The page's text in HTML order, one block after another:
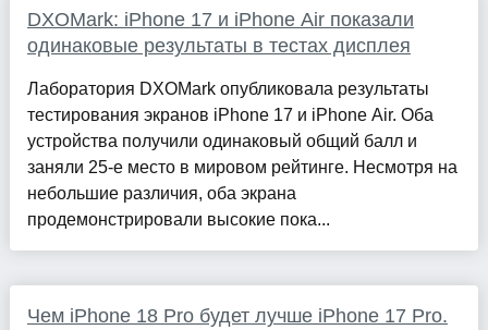
DXOMark: iPhone 17 и iPhone Air показали
одинаковые результаты в тестах дисплея
Лаборатория DXOMark опубликовала результаты
тестирования экранов iPhone 17 и iPhone Air. Оба
устройства получили одинаковый общий балл и
заняли 25-е место в мировом рейтинге. Несмотря на
небольшие различия, оба экрана
продемонстрировали высокие пока...
Чем iPhone 18 Pro будет лучше iPhone 17 Pro.